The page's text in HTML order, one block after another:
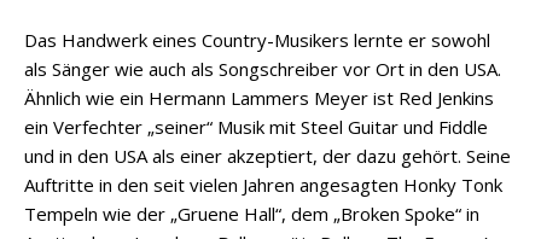
Das Handwerk eines Country-Musikers lernte er sowohl
als Sänger wie auch als Songschreiber vor Ort in den USA.
Ähnlich wie ein Hermann Lammers Meyer ist Red Jenkins
ein Verfechter „seiner“ Musik mit Steel Guitar und Fiddle
und in den USA als einer akzeptiert, der dazu gehört. Seine
Auftritte in den seit vielen Jahren angesagten Honky Tonk
Tempeln wie der „Gruene Hall“, dem „Broken Spoke“ in